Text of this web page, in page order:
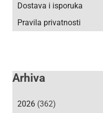
Dostava i isporuka
Pravila privatnosti
Arhiva
2026 (362)